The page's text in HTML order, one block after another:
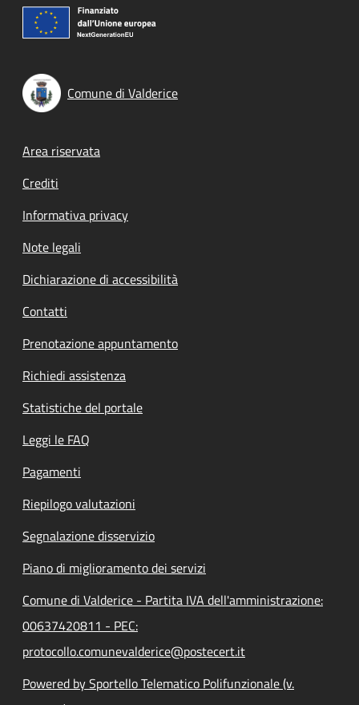
Comune di Valderice
Footer menu
Area riservata
Crediti
Informativa privacy
Note legali
Dichiarazione di accessibilità
Contatti
Prenotazione appuntamento
Richiedi assistenza
Statistiche del portale
Leggi le FAQ
Pagamenti
Riepilogo valutazioni
Segnalazione disservizio
Piano di miglioramento dei servizi
Comune di Valderice - Partita IVA dell'amministrazione:
00637420811 - PEC:
protocollo.comunevalderice@postecert.it
Powered by Sportello Telematico Polifunzionale (v.